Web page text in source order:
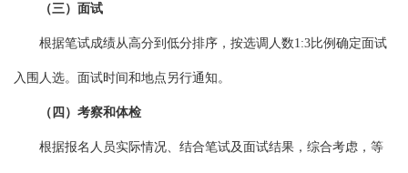
（三）面试
根据笔试成绩从高分到低分排序，按选调人数1:3比例确定面试
入围人选。面试时间和地点另行通知。
（四）考察和体检
根据报名人员实际情况、结合笔试及面试结果，综合考虑，等